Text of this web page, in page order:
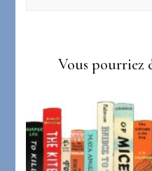
Vous pourriez